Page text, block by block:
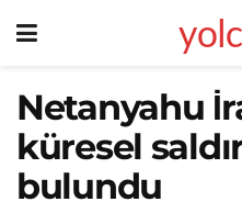
Netanyahu
küresel
bulundu